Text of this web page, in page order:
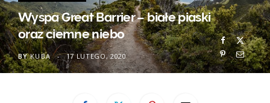
Wyspa Great Barrier – białe piaski
oraz ciemne niebo
BY KUBA 17 LUTEGO, 2020